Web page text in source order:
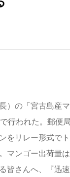
）の「宮古島産
行われた。郵便
をリレー形式で
マンゴー出荷量
皆さんへ、『迅